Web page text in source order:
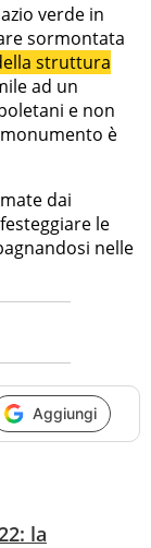
verde in
sormontata
struttura
ad un
e non
è
dai
le
nelle
Aggiungi
la